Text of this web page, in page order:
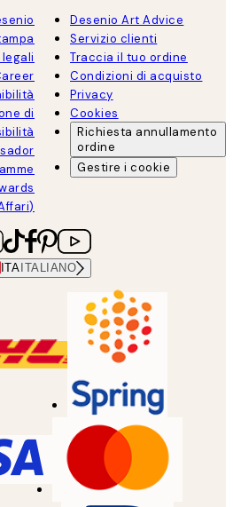
di
Desenio Art Advice
Servizio clienti
Traccia il tuo ordine
Condizioni di acquisto
Privacy
Cookies
Richiesta annullamento
ordine
Gestire i cookie
ITA ITALIANO